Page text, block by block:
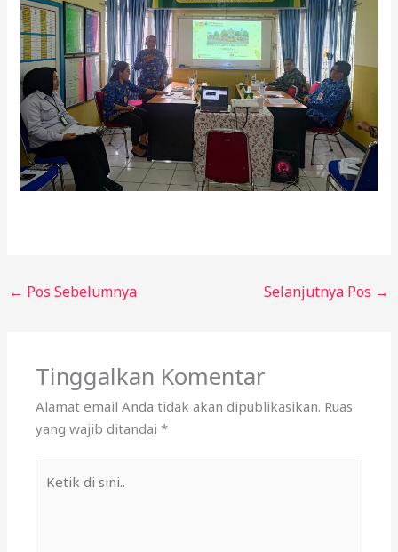
← Pos Sebelumnya Selanjutnya Pos →
Tinggalkan Komentar
Alamat email Anda tidak akan dipublikasikan. Ruas
yang wajib ditandai*